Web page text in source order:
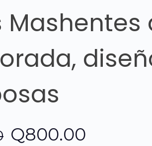
Mashentes
El
Q800.00